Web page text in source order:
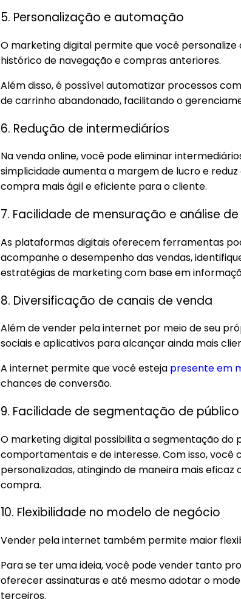
5. Personalização e automação
O marketing digital permite que você
histórico de navegação e compras anteriores.
Além disso, é possível automatizar processos
de carrinho abandonado, facilitando o
6. Redução de intermediários
Na venda online, você pode eliminar
simplicidade aumenta a margem de lucro e
compra mais ágil e eficiente para o cliente.
7. Facilidade de mensuração e análise
As plataformas digitais oferecem ferramentas
acompanhe o desempenho das vendas,
estratégias de marketing com base em
8. Diversificação de canais de venda
Além de vender pela internet por meio de seu
sociais e aplicativos para alcançar ainda mais
A internet permite que você esteja presente em
chances de conversão.
9. Facilidade de segmentação de público
O marketing digital possibilita a segmentação
comportamentais e de interesse. Com isso,
personalizadas, atingindo de maneira mais
compra.
10. Flexibilidade no modelo de negócio
Vender pela internet também permite maior
Para se ter uma ideia, você pode vender tanto
oferecer assinaturas e até mesmo adotar o
terceiros.